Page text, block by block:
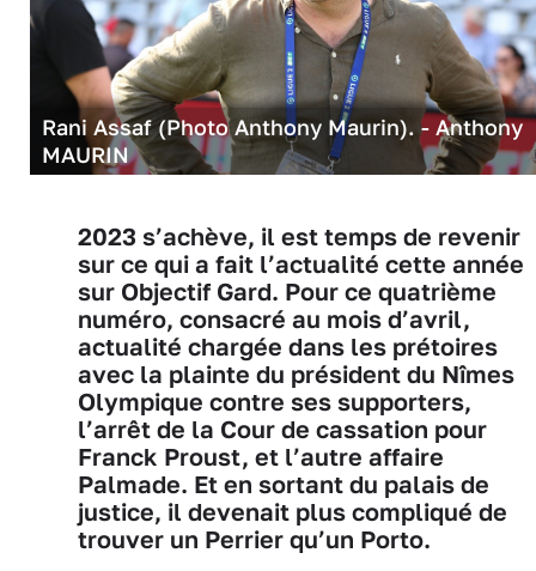
Rani Assaf (Photo Anthony Maurin). - Anthony
MAURIN
2023 s’achève, il est temps de revenir
sur ce qui a fait l’actualité cette année
sur Objectif Gard. Pour ce quatrième
numéro, consacré au mois d’avril,
actualité chargée dans les prétoires
avec la plainte du président du Nîmes
Olympique contre ses supporters,
l’arrêt de la Cour de cassation pour
Franck Proust, et l’autre affaire
Palmade. Et en sortant du palais de
justice, il devenait plus compliqué de
trouver un Perrier qu’un Porto.